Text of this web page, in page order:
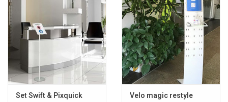
Set Swift & Pixquick
Velo magic restyle